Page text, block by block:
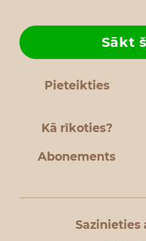
Pieteikties
Kā rīkoties?
Sākt
Abonements
Sazinieties